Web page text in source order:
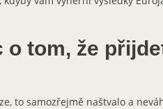
o tom, že
to samozřejmě naštvalo a